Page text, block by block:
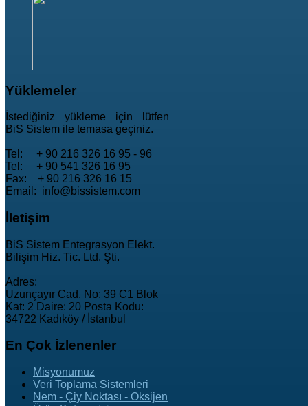
Yüklemeler
İstediğiniz yükleme için lütfen
BiS Sistem ile temasa geçiniz.
Tel: + 90 216 326 16 95 - 96
Tel: + 90 541 326 16 95
Fax: + 90 216 326 16 15
Email: info@bissistem.com
İletişim
BiS Sistem Entegrasyon Elekt.
Bilişim Hiz. Tic. Ltd. Şti.
Adres:
Uzunçayır Cad. No: 39 C1 Blok
Kat: 2 Daire: 20 Posta Kodu:
34722 Kadıköy / İstanbul
En Çok İzlenenler
Misyonumuz
Veri Toplama Sistemleri
Nem - Çiy Noktası - Oksijen